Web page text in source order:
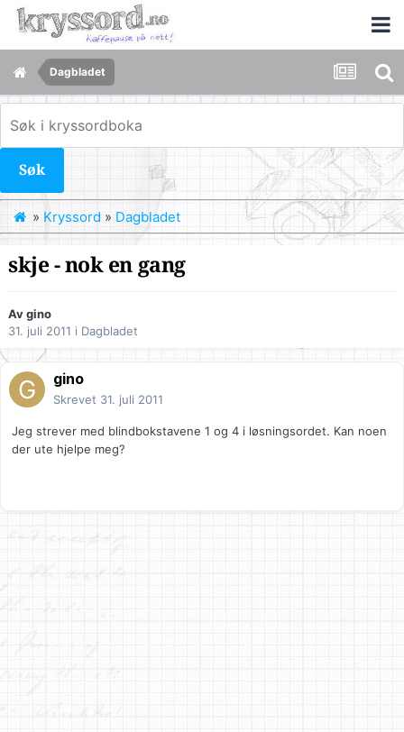
Dagbladet
Søk
» Kryssord » Dagbladet
skje - nok en gang
Avgino
31. juli 2011 i Dagbladet
gino
Skrevet 31. juli 2011
Jeg strever med blindbokstavene 1 og 4 i løsningsordet. Kan noen
der ute hjelpe meg?